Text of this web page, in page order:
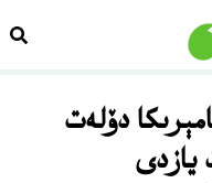
دۆلەت